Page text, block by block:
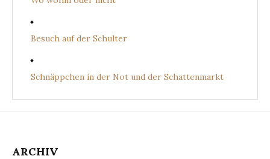
Besuch auf der Schulter
Schnäppchen in der Not und der Schattenmarkt
ARCHIV